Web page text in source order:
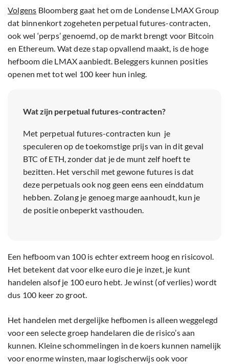
Volgens Bloomberg gaat het om de Londense LMAX Group
dat binnenkort zogeheten perpetual futures-contracten,
ook wel ‘perps’ genoemd, op de markt brengt voor Bitcoin
en Ethereum. Wat deze stap opvallend maakt, is de hoge
hefboom die LMAX aanbiedt. Beleggers kunnen posities
openen met tot wel 100 keer hun inleg.
Wat zijn perpetual futures-contracten?
Met perpetual futures-contracten kun je
speculeren op de toekomstige prijs van in dit geval
BTC of ETH, zonder dat je de munt zelf hoeft te
bezitten. Het verschil met gewone futures is dat
deze perpetuals ook nog geen eens een einddatum
hebben. Zolang je genoeg marge aanhoudt, kun je
de positie onbeperkt vasthouden.
Een hefboom van 100 is echter extreem hoog en risicovol.
Het betekent dat voor elke euro die je inzet, je kunt
handelen alsof je 100 euro hebt. Je winst (of verlies) wordt
dus 100 keer zo groot.
Het handelen met dergelijke hefbomen is alleen weggelegd
voor een selecte groep handelaren die de risico’s aan
kunnen. Kleine schommelingen in de koers kunnen namelijk
voor enorme winsten, maar logischerwijs ook voor